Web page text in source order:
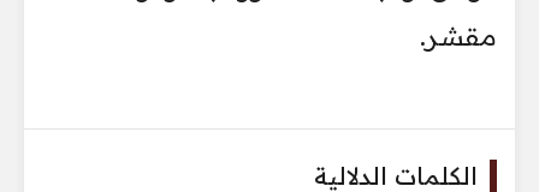
مقشر.
الكلمات الدلالية